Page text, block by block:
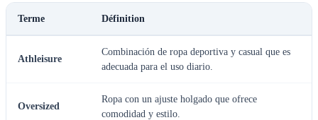
Terme Définition
Athleisure
Combinación de ropa deportiva y casual que es
adecuada para el uso diario.
Oversized
Ropa con un ajuste holgado que ofrece
comodidad y estilo.